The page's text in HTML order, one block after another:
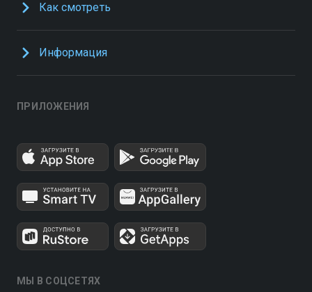
Как смотреть
Информация
ПРИЛОЖЕНИЯ
МЫ В СОЦСЕТЯХ